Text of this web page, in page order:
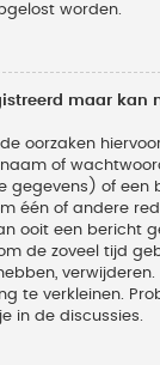
worden.
maar kan
oorzaken
of
gegevens) of een
één of andere
ooit een bericht
de zoveel tijd
verwijderen.
te verkleinen.
in de discussies.